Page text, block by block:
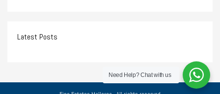
Latest Posts
Need Help?Chat with us